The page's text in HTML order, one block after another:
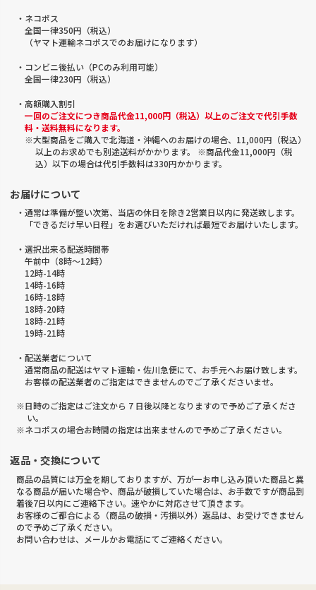
・ネコポス
全国一律350円（税込）
（ヤマト運輸ネコポスでのお届けになります）
・コンビニ後払い（PCのみ利用可能）
全国一律230円（税込）
・高額購入割引
一回のご注文につき商品代金11,000円（税込）以上のご注文で代引手数
料・送料無料になります。
※大型商品をご購入で北海道・沖縄へのお届けの場合、11,000円（税込）
以上のお求めでも別途送料がかかります。 ※商品代金11,000円（税
込）以下の場合は代引手数料は330円かかります。
お届けについて
・通常は準備が整い次第、当店の休日を除き2営業日以内に発送致します。
「できるだけ早い日程」をお選びいただければ最短でお届けいたします。
・選択出来る配送時間帯
午前中（8時～12時）
12時-14時
14時-16時
16時-18時
18時-20時
18時-21時
19時-21時
・配送業者について
通常商品の配送はヤマト運輸・佐川急便にて、お手元へお届け致します。
お客様の配送業者のご指定はできませんのでご了承くださいませ。
※日時のご指定はご注文から 7 日後以降となりますので予めご了承くださ
い。
※ネコポスの場合お時間の指定は出来ませんので予めご了承ください。
返品・交換について
商品の品質には万全を期しておりますが、万が一お申し込み頂いた商品と異
なる商品が届いた場合や、商品が破損していた場合は、お手数ですが商品到
着後7日以内にご連絡下さい。速やかに対応させて頂きます。
お客様のご都合による（商品の破損・汚損以外）返品は、お受けできません
ので予めご了承ください。
お問い合わせは、メールかお電話にてご連絡ください。